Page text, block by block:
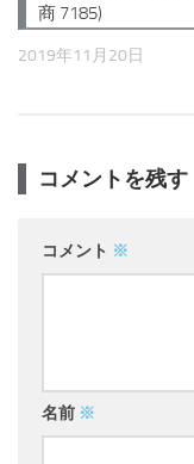
商 7185)
2019年11月20日
コメントを残す
コメント ※
名前 ※